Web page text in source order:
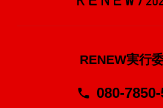
RENEW実行
080-